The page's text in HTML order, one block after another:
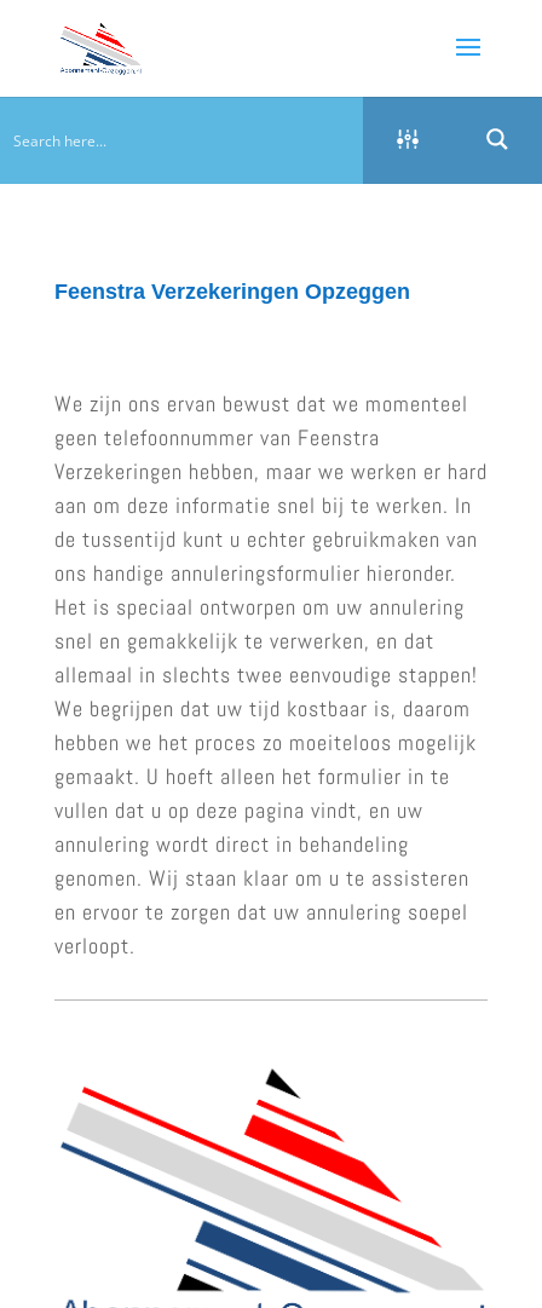
Feenstra Verzekeringen Opzeggen
We zijn ons ervan bewust dat we momenteel
geen telefoonnummer van Feenstra
Verzekeringen hebben, maar we werken er hard
aan om deze informatie snel bij te werken. In
de tussentijd kunt u echter gebruikmaken van
ons handige annuleringsformulier hieronder.
Het is speciaal ontworpen om uw annulering
snel en gemakkelijk te verwerken, en dat
allemaal in slechts twee eenvoudige stappen!
We begrijpen dat uw tijd kostbaar is, daarom
hebben we het proces zo moeiteloos mogelijk
gemaakt. U hoeft alleen het formulier in te
vullen dat u op deze pagina vindt, en uw
annulering wordt direct in behandeling
genomen. Wij staan klaar om u te assisteren
en ervoor te zorgen dat uw annulering soepel
verloopt.